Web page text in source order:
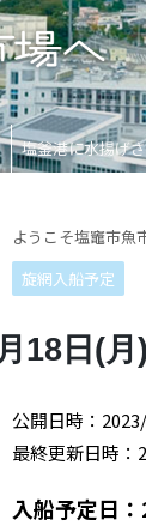
塩釜港に水揚げ
ようこそ塩竈市魚
旋網入船予定
18日(
公開日時：
最終更新日時：
入船予定日